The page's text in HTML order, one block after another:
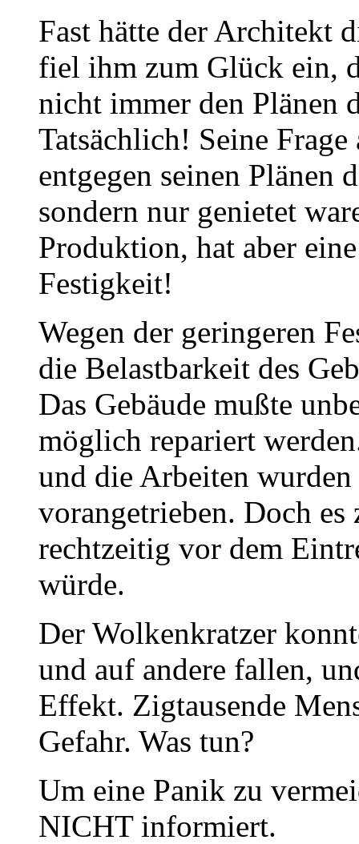
Fast hätte der Architekt
fiel ihm zum Glück ein,
nicht immer den Plänen
Tatsächlich! Seine
entgegen seinen Plänen
sondern nur genietet
Produktion, hat aber
Festigkeit!
Wegen der geringeren
die Belastbarkeit des
Das Gebäude mußte
möglich repariert
und die Arbeiten
vorangetrieben. Doch
rechtzeitig vor dem
würde.
Der Wolkenkratzer
und auf andere fallen,
Effekt. Zigtausende
Gefahr. Was tun?
Um eine Panik zu
NICHT informiert.